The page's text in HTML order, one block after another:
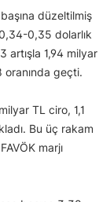
düzeltilmiş
0,35 dolarlık
artışla 1,94 milyar
geçti.
TL ciro, 1,1
Bu üç rakam
marjı